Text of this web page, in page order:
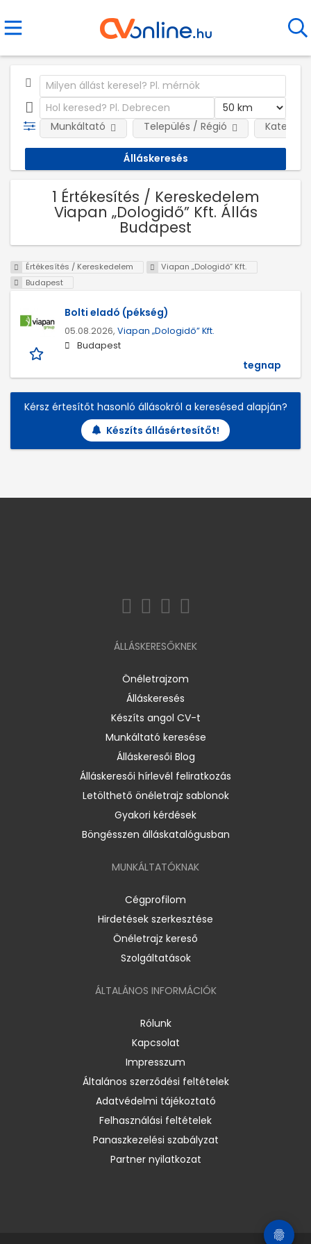
Munkáltató Település / Régió
1 Értékesítés / Kereskedelem
Viapan „Dologidő” Kft. Állás
Budapest
Értékesítés / Kereskedelem
Viapan „Dologidő” Kft.
Budapest
Bolti eladó (pékség)
05.08.2026, Viapan „Dologidő” Kft.
Budapest
tegnap
Kérsz értesítőt hasonló állásokról a keresésed alapján?
Készíts állásértesítőt!
ÁLLÁSKERESŐKNEK
Önéletrajzom
Álláskeresés
Készíts angol CV-t
Munkáltató keresése
Álláskeresői Blog
Álláskeresői hírlevél feliratkozás
Letölthető önéletrajz sablonok
Gyakori kérdések
Böngésszen álláskatalógusban
MUNKÁLTATÓKNAK
Cégprofilom
Hirdetések szerkesztése
Önéletrajz kereső
Szolgáltatások
ÁLTALÁNOS INFORMÁCIÓK
Rólunk
Kapcsolat
Impresszum
Általános szerződési feltételek
Adatvédelmi tájékoztató
Felhasználási feltételek
Panaszkezelési szabályzat
Partner nyilatkozat